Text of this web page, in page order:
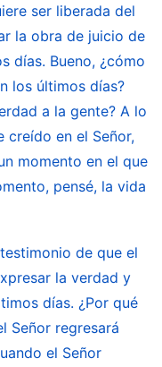
ser doblegado y
Dios y, además,
de Dios. Lo
el
el verdadero
su propia
al hombre
de la voluntad
También
y conocer su
su corrupción,
Estos efectos
ser liberada del
la obra de juicio de
días. Bueno, ¿cómo
los últimos días?
a la gente? A lo
creído en el Señor,
momento en el que
pensé, la vida
de que el
la verdad y
días. ¿Por qué
Señor regresará
el Señor